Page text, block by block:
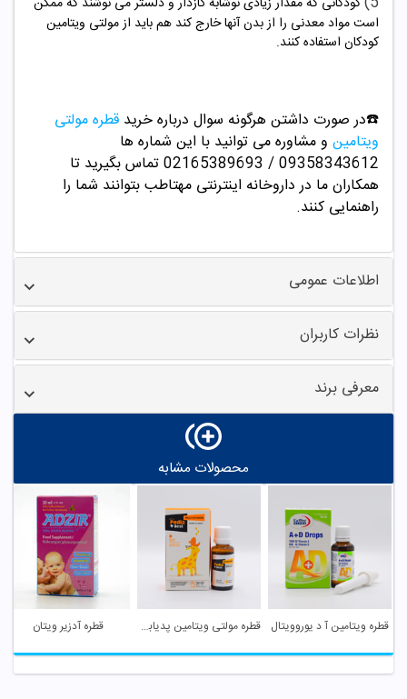
است مواد معدنی را از بدن آنها خارج کند هم باید از مولتی ویتامین
کودکان استفاده کنند.
☎️در صورت داشتن هرگونه سوال درباره خرید قطره مولتی
ویتامین و مشاوره می توانید با این شماره ها
09358343612 / 02165389693 تماس بگیرید تا
همکاران ما در داروخانه اینترنتی مهتاطب بتوانند شما را
راهنمایی کنند.
اطلاعات عمومی
نظرات کاربران
معرفی برند
محصولات مشابه
قطره ویتامین آ د یوروویتال قطره مولتی ویتامین پدیابست قطره آدزیر ویتان